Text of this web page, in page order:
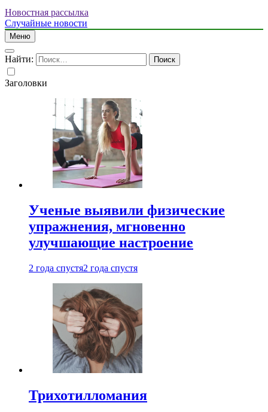
Новостная рассылка
Случайные новости
Меню
Найти:
Заголовки
Ученые выявили физические
упражнения, мгновенно
улучшающие настроение
2 года спустя2 года спустя
Трихотилломания